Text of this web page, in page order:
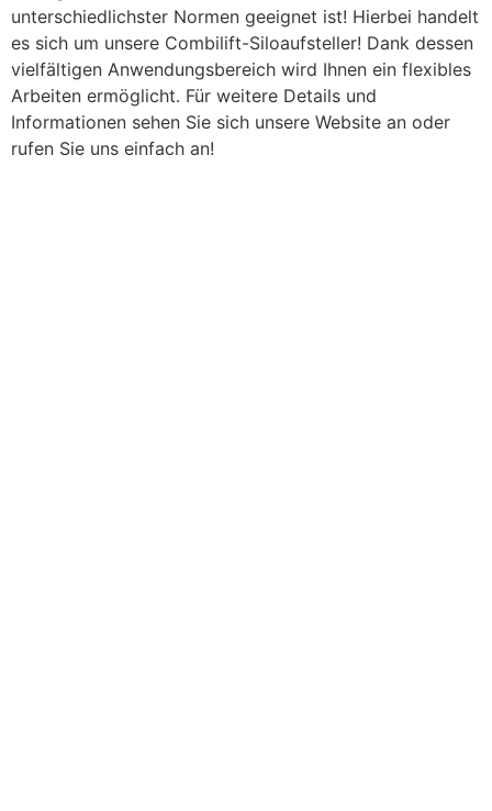
unterschiedlichster Normen geeignet ist! Hierbei handelt
es sich um unsere Combilift-Siloaufsteller! Dank dessen
vielfältigen Anwendungsbereich wird Ihnen ein flexibles
Arbeiten ermöglicht. Für weitere Details und
Informationen sehen Sie sich unsere Website an oder
rufen Sie uns einfach an!